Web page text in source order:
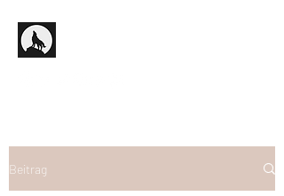
Beitrag